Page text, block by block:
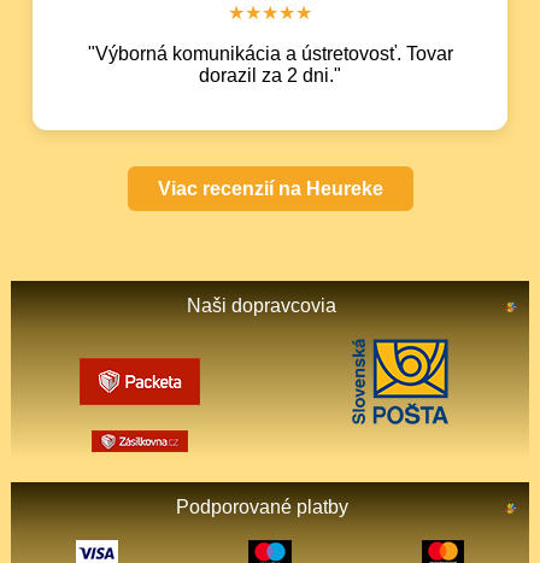
Naši dopravcovia
Podporované platby
★★★★★
"Výborná komunikácia a ústretovosť. Tovar
dorazil za 2 dni."
Viac recenzií na Heureke